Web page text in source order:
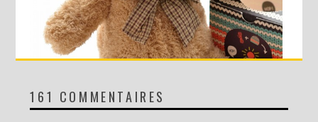
CONCOURS AVEC SERGENT MAJOR
161 COMMENTAIRES